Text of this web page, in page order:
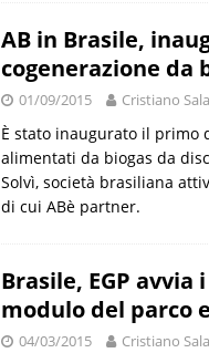
AB in Brasile,
cogenerazione da
01/09/2015 Cristiano Sala
È stato inaugurato il primo
alimentati da biogas da
Solvì, società brasiliana
di cui ABè partner.
Brasile, EGP
modulo del parco
04/03/2015 Cristiano Sala